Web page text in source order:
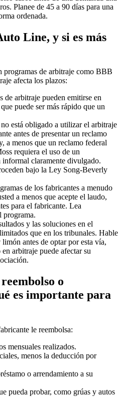
Planee de 45 a 90 días para una
ordenada.
Line, y si es más
programas de arbitraje como BBB
afecta los plazos:
de arbitraje pueden emitirse en
puede ser más rápido que un
está obligado a utilizar el arbitraje
antes de presentar un reclamo
a menos que un reclamo federal
requiera el uso de un
claramente divulgado.
bajo la Ley Song-Beverly
de los fabricantes a menudo
a menos que acepte el laudo,
para el fabricante. Lea
programa.
y las soluciones en el
que en los tribunales. Hable
antes de optar por esta vía,
arbitraje puede afectar su
o
es importante para
le reembolsa:
mensuales realizados.
menos la deducción por
o arrendamiento a su
pueda probar, como grúas y autos